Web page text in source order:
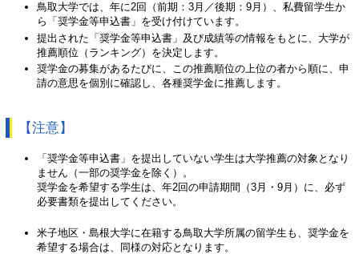
鳥取大学では、年に2回（前期：3月／後期：9月）、私費留学生か
ら「奨学金等申込書」を受け付けています。
提出された「奨学金等申込書」及び成績等の情報をもとに、大学が
推薦順位（ランキング）を決定します。
奨学金の募集があるたびに、この推薦順位の上位の者から順に、申
請の意思を個別に確認し、各種奨学金に推薦します。
【注意】
「奨学金等申込書」を提出していない学生は大学推薦の対象となり
ません（一部の奨学金を除く）。
奨学金を希望する学生は、年2回の申請期間（3月・9月）に、必ず
必要書類を提出してください。
米子地区・島根大学に在籍する鳥取大学所属の留学生も、奨学金を
希望する場合は、同様の対応となります。